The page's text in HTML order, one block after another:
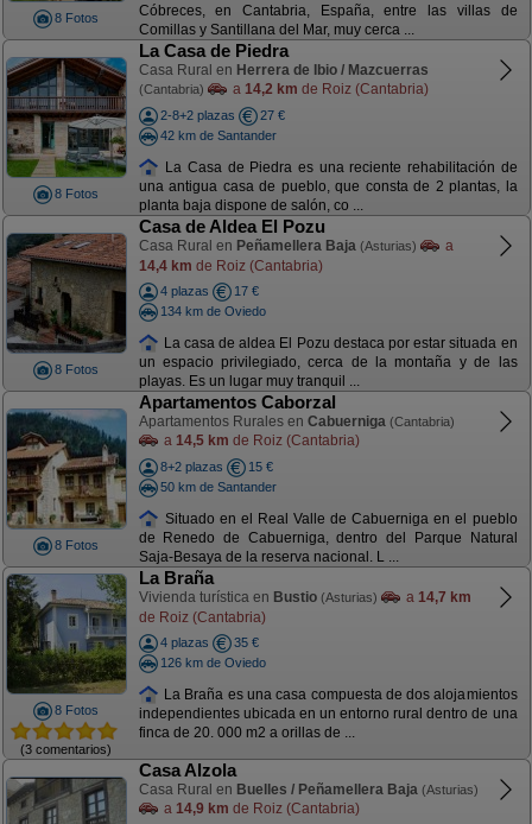
8 Fotos
Cóbreces, en Cantabria, España, entre las villas de
Comillas y Santillana del Mar, muy cerca ...
8 Fotos
La Casa de Piedra
Casa Rural en Herrera de Ibio / Mazcuerras
(Cantabria) a 14,2 km de Roiz (Cantabria)
2-8+2 plazas
27 €
42 km de Santander
La Casa de Piedra es una reciente rehabilitación de
una antigua casa de pueblo, que consta de 2 plantas, la
planta baja dispone de salón, co ...
8 Fotos
Casa de Aldea El Pozu
Casa Rural en Peñamellera Baja (Asturias)
a
14,4 km de Roiz (Cantabria)
4 plazas
17 €
134 km de Oviedo
La casa de aldea El Pozu destaca por estar situada en
un espacio privilegiado, cerca de la montaña y de las
playas. Es un lugar muy tranquil ...
8 Fotos
Apartamentos Caborzal
Apartamentos Rurales en Cabuerniga (Cantabria)
a 14,5 km de Roiz (Cantabria)
8+2 plazas
15 €
50 km de Santander
Situado en el Real Valle de Cabuerniga en el pueblo
de Renedo de Cabuerniga, dentro del Parque Natural
Saja-Besaya de la reserva nacional. L ...
8 Fotos
(3 comentarios)
La Braña
Vivienda turística en Bustio (Asturias) a 14,7 km
de Roiz (Cantabria)
4 plazas
35 €
126 km de Oviedo
La Braña es una casa compuesta de dos alojamientos
independientes ubicada en un entorno rural dentro de una
finca de 20. 000 m2 a orillas de ...
Casa Alzola
Casa Rural en Buelles / Peñamellera Baja (Asturias)
a 14,9 km de Roiz (Cantabria)